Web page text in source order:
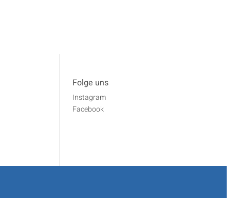
Folge uns
Instagram
Facebook